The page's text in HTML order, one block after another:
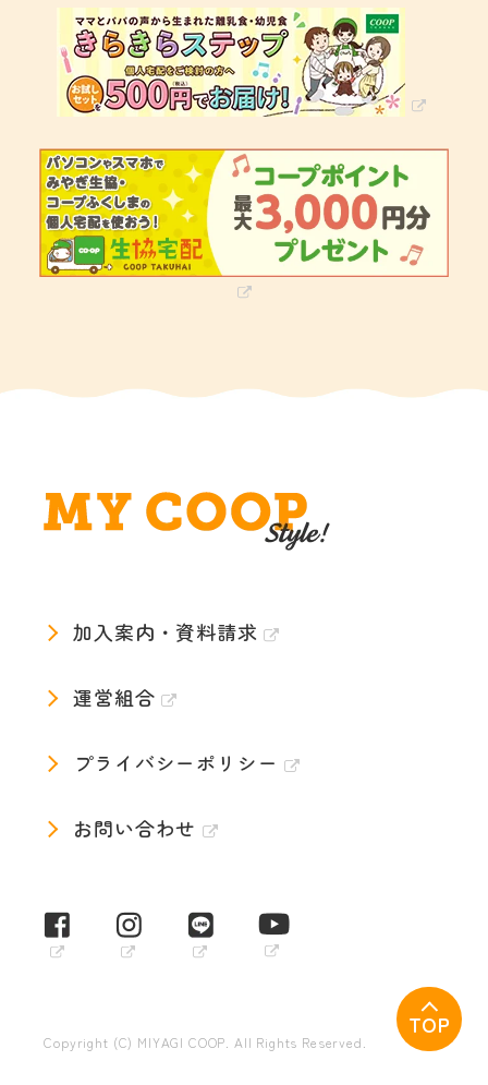
TOP
加入案内・資料請求
運営組合
プライバシーポリシー
お問い合わせ
Copyright (C) MIYAGI COOP. All Rights Reserved.